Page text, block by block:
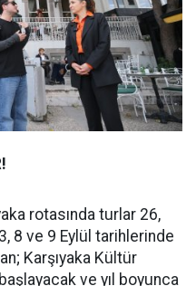
rotasında turlar 26,
8 ve 9 Eylül tarihlerinde
Karşıyaka Kültür
ve yıl boyunca